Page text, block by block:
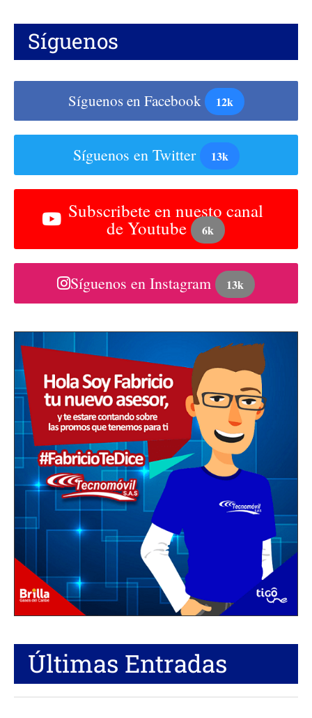
Síguenos
Síguenos en Facebook 12k
Síguenos en Twitter 13k
Subscribete en nuesto canal
de Youtube 6k
Síguenos en Instagram 13k
Últimas Entradas